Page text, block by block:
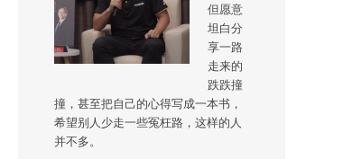
但愿意
坦白分
享一路
走来的
跌跌撞
撞，甚至把自己的心得写成一本书，
希望别人少走一些冤枉路，这样的人
并不多。